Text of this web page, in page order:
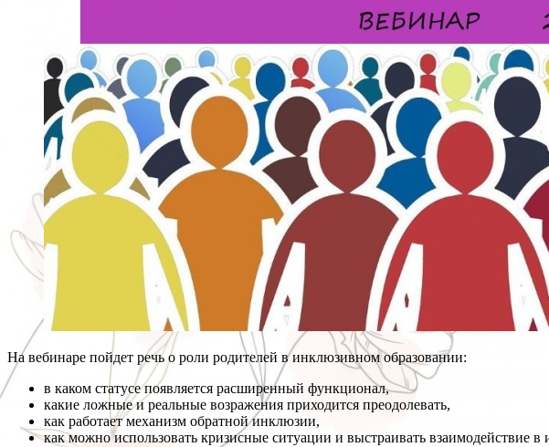
На вебинаре пойдет речь о роли родителей в инклюзивном образовании:
в каком статусе появляется расширенный функционал,
какие ложные и реальные возражения приходится преодолевать,
как работает механизм обратной инклюзии,
как можно использовать кризисные ситуации и выстраивать взаимодействие в